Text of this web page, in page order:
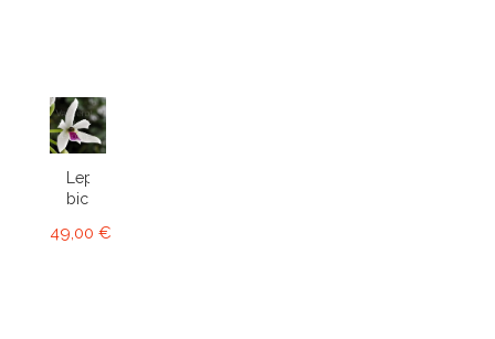
Leptotes
bicolor
49,00 €